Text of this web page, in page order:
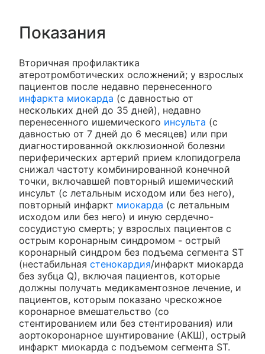
Показания
Вторичная профилактика
атеротромботических осложнений; у взрослых
пациентов после недавно перенесенного
инфаркта миокарда (с давностью от
нескольких дней до 35 дней), недавно
перенесенного ишемического инсульта (с
давностью от 7 дней до 6 месяцев) или при
диагностированной окклюзионной болезни
периферических артерий прием клопидогрела
снижал частоту комбинированной конечной
точки, включавшей повторный ишемический
инсульт (с летальным исходом или без него),
повторный инфаркт миокарда (с летальным
исходом или без него) и иную сердечно-
сосудистую смерть; у взрослых пациентов с
острым коронарным синдромом - острый
коронарный синдром без подъема сегмента ST
(нестабильная стенокардия/инфаркт миокарда
без зубца Q), включая пациентов, которые
должны получать медикаментозное лечение, и
пациентов, которым показано чрескожное
коронарное вмешательство (со
стентированием или без стентирования) или
аортокоронарное шунтирование (АКШ), острый
инфаркт миокарда с подъемом сегмента ST.